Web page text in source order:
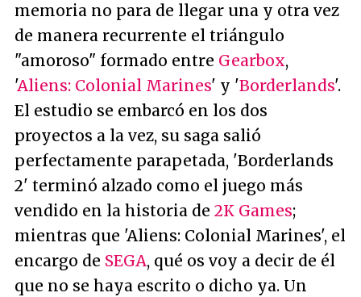
memoria no para de llegar una y otra vez
de manera recurrente el triángulo
"amoroso" formado entre Gearbox,
'Aliens: Colonial Marines' y 'Borderlands'.
El estudio se embarcó en los dos
proyectos a la vez, su saga salió
perfectamente parapetada, 'Borderlands
2' terminó alzado como el juego más
vendido en la historia de 2K Games;
mientras que 'Aliens: Colonial Marines', el
encargo de SEGA, qué os voy a decir de él
que no se haya escrito o dicho ya. Un